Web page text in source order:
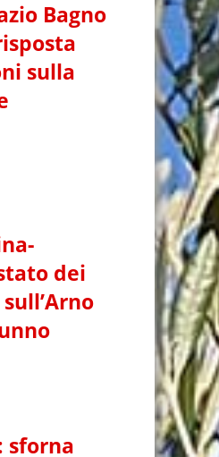
Bagno
sulla
dei
sforna